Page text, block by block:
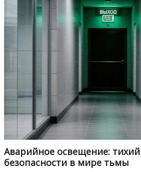
Аварийное освещение:
безопасности в мире тьмы